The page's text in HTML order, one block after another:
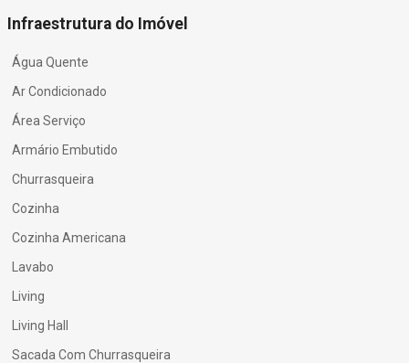
Infraestrutura do Imóvel
Água Quente
Ar Condicionado
Área Serviço
Armário Embutido
Churrasqueira
Cozinha
Cozinha Americana
Lavabo
Living
Living Hall
Sacada Com Churrasqueira